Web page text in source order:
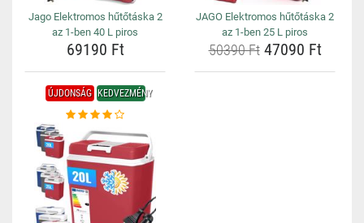
Jago Elektromos hűtőtáska 2
az 1-ben 40 L piros
69190 Ft
JAGO Elektromos hűtőtáska 2
az 1-ben 25 L piros
50390 Ft47090 Ft
ÚJDONSÁG KEDVEZMÉNY